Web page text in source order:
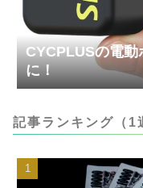
CYCPLUSの電動
に！
記事ランキング（1